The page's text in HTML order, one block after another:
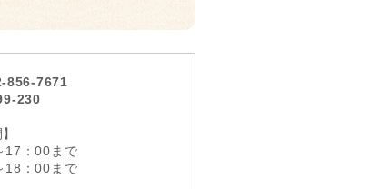
856-7671
230
17：00まで
：00まで